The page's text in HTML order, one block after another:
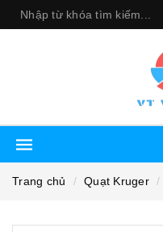
Trang chủ Quạt Kruger